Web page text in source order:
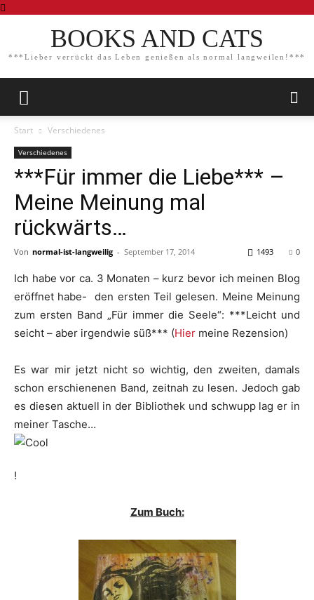
BOOKS AND CATS
***Lieber verrückt das Leben genießen als normal langweilen!***
Start Verschiedenes
Verschiedenes
***Für immer die Liebe*** –
Meine Meinung mal
rückwärts…
Von normal-ist-langweilig - September 17, 2014 0
1493
Ich habe vor ca. 3 Monaten – kurz bevor ich meinen Blog
eröffnet habe- den ersten Teil gelesen. Meine Meinung
zum ersten Band „Für immer die Seele“: ***Leicht und
seicht – aber irgendwie süß*** (Hier meine Rezension)
Es war mir jetzt nicht so wichtig, den zweiten, damals
schon erschienenen Band, zeitnah zu lesen. Jedoch gab
es diesen aktuell in der Bibliothek und schwupp lag er in
meiner Tasche…
!
Zum Buch: